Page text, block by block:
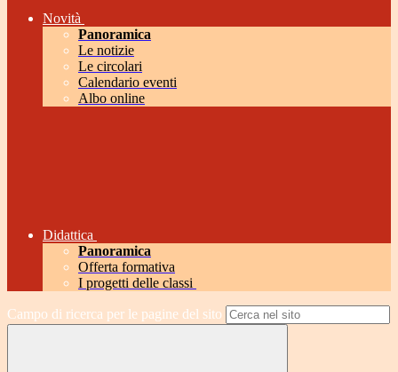
Novità
Panoramica
Le notizie
Le circolari
Calendario eventi
Albo online
Didattica
Panoramica
Offerta formativa
I progetti delle classi
Campo di ricerca per le pagine del sito